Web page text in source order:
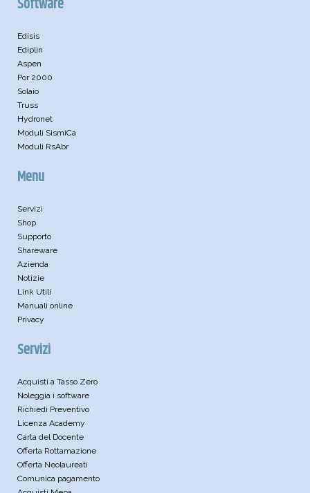
Edisis
Ediplin
Aspen
Por 2000
Solaio
Truss
Hydronet
Moduli SismiCa
Moduli RsAbr
Menu
Servizi
Shop
Supporto
Shareware
Azienda
Notizie
Link Utili
Manuali online
Privacy
Servizi
Acquisti a Tasso Zero
Noleggia i software
Richiedi Preventivo
Licenza Academy
Carta del Docente
Offerta Rottamazione
Offerta Neolaureati
Comunica pagamento